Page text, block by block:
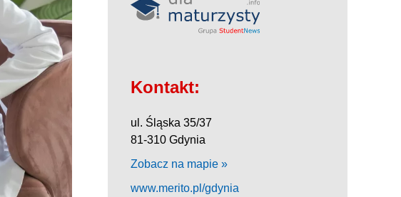
Kontakt:
ul. Śląska 35/37
81-310 Gdynia
Zobacz na mapie »
www.merito.pl/gdynia